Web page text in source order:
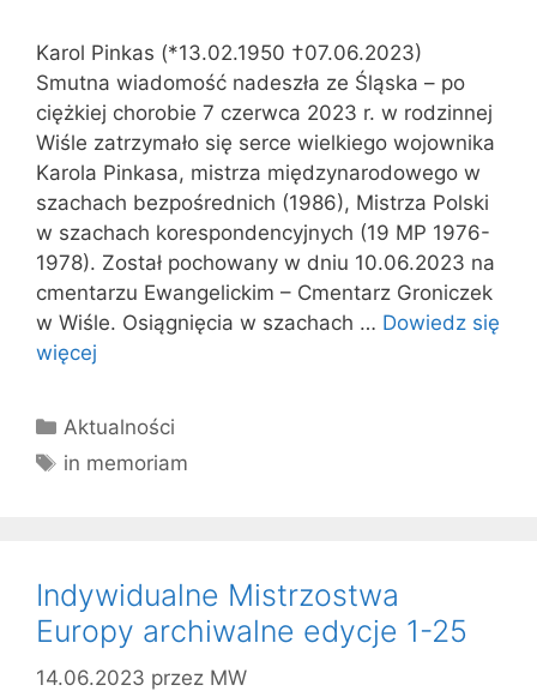
Karol Pinkas (*13.02.1950 †07.06.2023)
Smutna wiadomość nadeszła ze Śląska – po
ciężkiej chorobie 7 czerwca 2023 r. w rodzinnej
Wiśle zatrzymało się serce wielkiego wojownika
Karola Pinkasa, mistrza międzynarodowego w
szachach bezpośrednich (1986), Mistrza Polski
w szachach korespondencyjnych (19 MP 1976-
1978). Został pochowany w dniu 10.06.2023 na
cmentarzu Ewangelickim – Cmentarz Groniczek
w Wiśle. Osiągnięcia w szachach … Dowiedz się
więcej
Kategorie
Aktualności
Tagi
in memoriam
Indywidualne Mistrzostwa
Europy archiwalne edycje 1-25
14.06.2023 przez MW